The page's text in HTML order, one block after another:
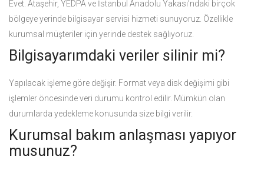
Evet. Ataşehir, YEDPA ve İstanbul Anadolu Yakası’ndaki birçok
bölgeye yerinde bilgisayar servisi hizmeti sunuyoruz. Özellikle
kurumsal müşteriler için yerinde destek sağlıyoruz.
Bilgisayarımdaki veriler silinir mi?
Yapılacak işleme göre değişir. Format veya disk değişimi gibi
işlemler öncesinde veri durumu kontrol edilir. Mümkün olan
durumlarda yedekleme konusunda size bilgi verilir.
Kurumsal bakım anlaşması yapıyor
musunuz?